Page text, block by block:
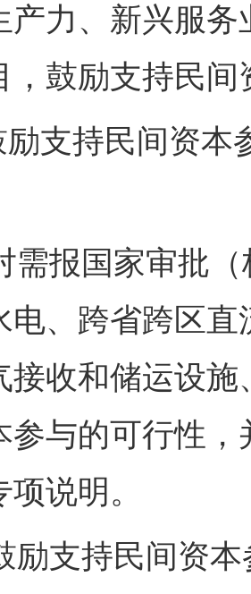
产力、新兴服
，鼓励支持民
持民间资本
国家审批（
电、跨省跨区
接收和储运设
参与的可行性
说明。
持民间资本